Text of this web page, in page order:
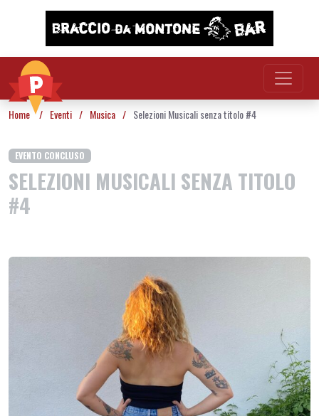
Vai al contenuto
Home / Eventi / Musica / Selezioni Musicali senza titolo #4
EVENTO CONCLUSO
SELEZIONI MUSICALI SENZA TITOLO
#4